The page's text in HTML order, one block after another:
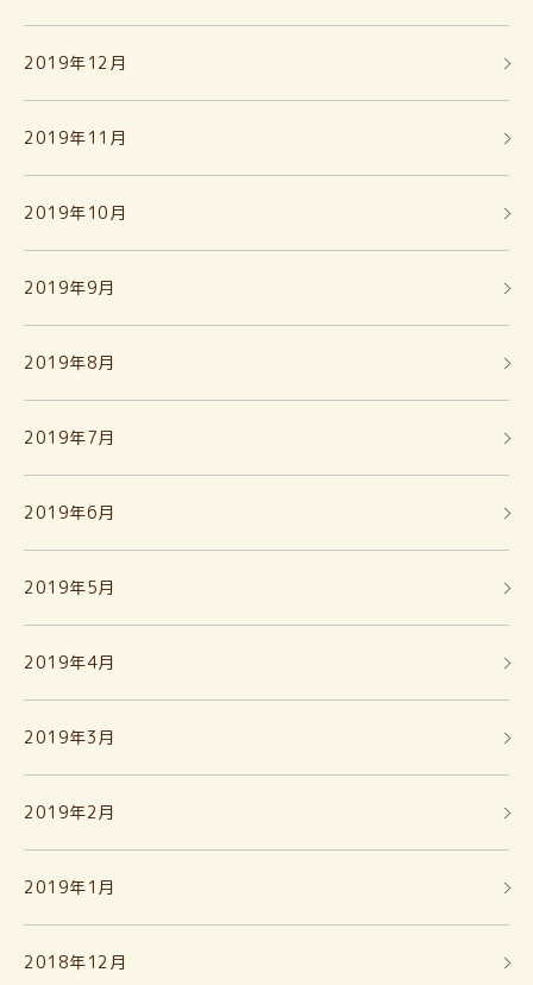
2019年12月
2019年11月
2019年10月
2019年9月
2019年8月
2019年7月
2019年6月
2019年5月
2019年4月
2019年3月
2019年2月
2019年1月
2018年12月